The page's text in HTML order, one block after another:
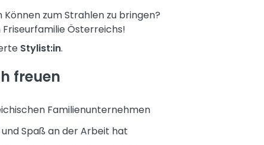
zum Strahlen zu bringen?
Österreichs!
Stylist:in.
freuen
Familienunternehmen
Spaß an der Arbeit hat